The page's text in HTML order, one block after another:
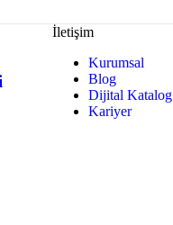
İletişim
Kurumsal
Blog
Dijital Katalog
Kariyer